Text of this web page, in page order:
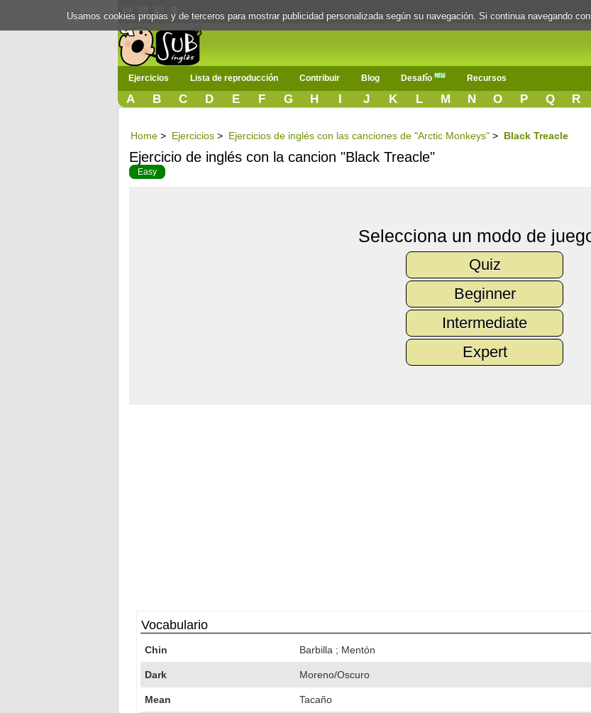
Ejercicios Lista de reproducción Contribuir Blog Desafío Recursos
A B C D E F G H I J K L M N O P Q R
Home > Ejercicios > Ejercicios de inglés con las canciones de "Arctic Monkeys" > Black Treacle
Ejercicio de inglés con la cancion "Black Treacle"
Easy
Selecciona un modo de
Quiz
Beginner
Intermediate
Expert
Vocabulario
Chin Barbilla ; Mentón
Dark Moreno/Oscuro
Mean Tacaño
Usamos cookies propias y de terceros para mostrar publicidad personalizada según su navegación. Si continua navegando